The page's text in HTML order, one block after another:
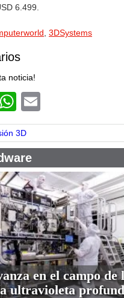
6.499.
3DSystems
noticia!
TwitterWhatsApp
3D
en el campo de
ultravioleta